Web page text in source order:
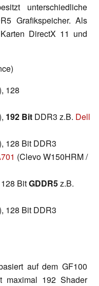
unterschiedliche
Grafikspeicher. Als
DirectX 11 und
128
192 Bit DDR3 z.B. Dell
128 Bit DDR3
(Clevo W150HRM /
BitGDDR5z.B.
128 Bit DDR3
auf dem GF100
maximal 192 Shader